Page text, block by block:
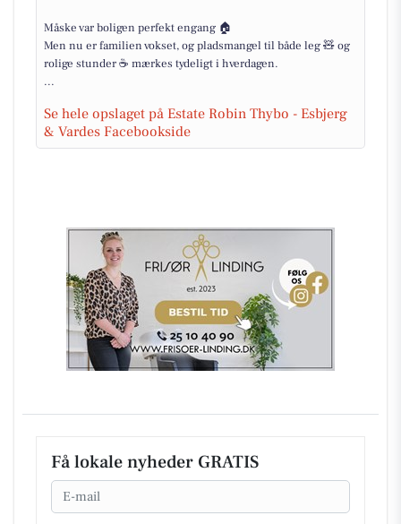
Måske var boligen perfekt engang 🏠
Men nu er familien vokset, og pladsmangel til både leg 🧸 og
rolige stunder ☕ mærkes tydeligt i hverdagen.
...
Se hele opslaget på Estate Robin Thybo - Esbjerg
& Vardes Facebookside
Få lokale nyheder GRATIS
Email